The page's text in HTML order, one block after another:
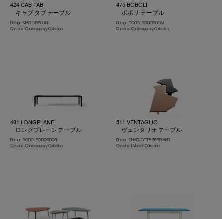
424 CAB TAB
キャブ タブ テーブル
Design : MARIO BELLINI
Cassina | Contemporary Collection
475 BOBOLI
ボボリ テーブル
Design : RODOLFO DORDONI
Cassina | Contemporary Collection
481 LONGPLANE
ロングプレーン テーブル
Design : RODOLFO DORDONI
Cassina | Contemporary Collection
511 VENTAGLIO
ヴェンタリオ テーブル
Design : CHARLOTTE PERRIAND
Cassina | I Maestri Collection